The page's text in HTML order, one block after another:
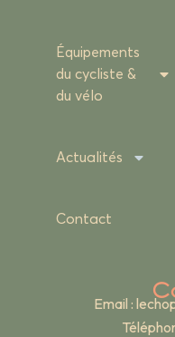
Équipements
du cycliste &
du vélo
Actualités
Contact
Email :